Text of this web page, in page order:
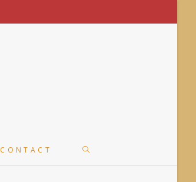
CONTACT TOGGLE